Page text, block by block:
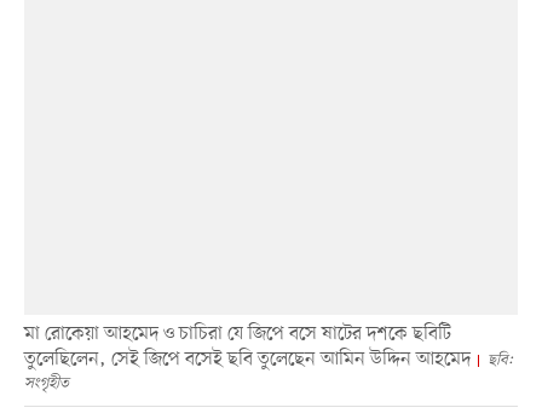
মা রোকেয়া আহমেদ ও চাচিরা যে জিপে বসে ষাটের দশকে ছবিটি
তুলেছিলেন, সেই জিপে বসেই ছবি তুলেছেন আমিন উদ্দিন আহমেদ
ছবি:
সংগৃহীত